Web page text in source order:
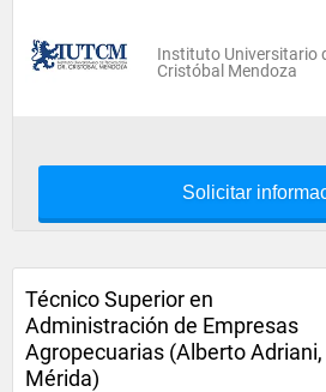
Instituto Universitario
Cristóbal Mendoza
Solicitar
Técnico Superior en
Administración de Empresas
Agropecuarias (Alberto Adriani,
Mérida)